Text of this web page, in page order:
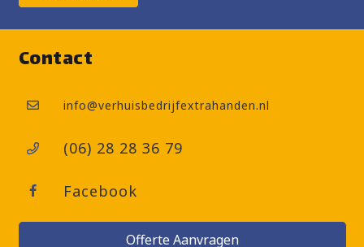
Contact
info@verhuisbedrijfextrahanden.nl
(06) 28 28 36 79
Facebook
Offerte Aanvragen